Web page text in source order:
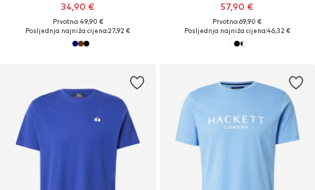
34,90 €
Prvotno: 49,90 €
Posljednja najniža cijena:27,92 €
57,90 €
Prvotno: 69,90 €
Posljednja najniža cijena:46,32 €